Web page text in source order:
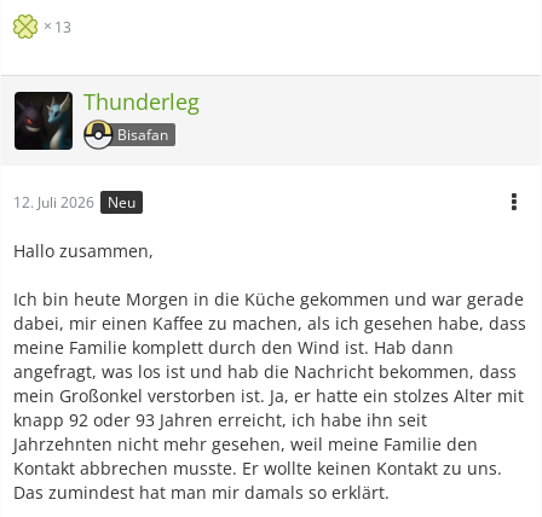
13
Thunderleg
Bisafan
12. Juli 2026 Neu
Hallo zusammen,
Ich bin heute Morgen in die Küche gekommen und war gerade
dabei, mir einen Kaffee zu machen, als ich gesehen habe, dass
meine Familie komplett durch den Wind ist. Hab dann
angefragt, was los ist und hab die Nachricht bekommen, dass
mein Großonkel verstorben ist. Ja, er hatte ein stolzes Alter mit
knapp 92 oder 93 Jahren erreicht, ich habe ihn seit
Jahrzehnten nicht mehr gesehen, weil meine Familie den
Kontakt abbrechen musste. Er wollte keinen Kontakt zu uns.
Das zumindest hat man mir damals so erklärt.